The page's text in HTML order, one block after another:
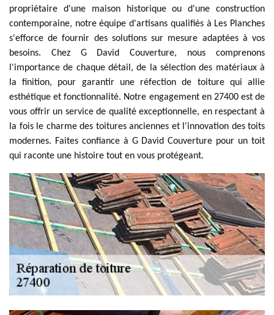
propriétaire d'une maison historique ou d'une construction
contemporaine, notre équipe d'artisans qualifiés à Les Planches
s'efforce de fournir des solutions sur mesure adaptées à vos
besoins. Chez G David Couverture, nous comprenons
l'importance de chaque détail, de la sélection des matériaux à
la finition, pour garantir une réfection de toiture qui allie
esthétique et fonctionnalité. Notre engagement en 27400 est de
vous offrir un service de qualité exceptionnelle, en respectant à
la fois le charme des toitures anciennes et l'innovation des toits
modernes. Faites confiance à G David Couverture pour un toit
qui raconte une histoire tout en vous protégeant.